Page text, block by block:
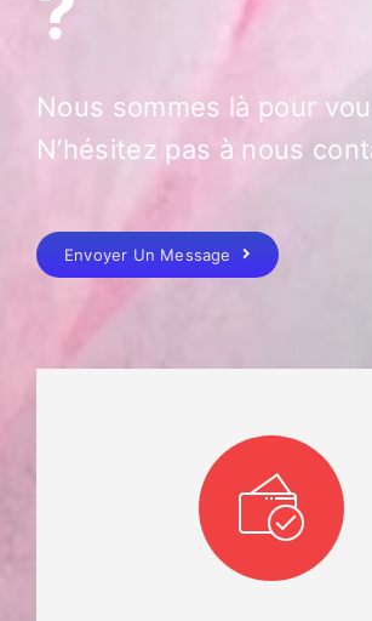
Nous sommes là pour
N’hésitez pas à nous
Envoyer Un Message